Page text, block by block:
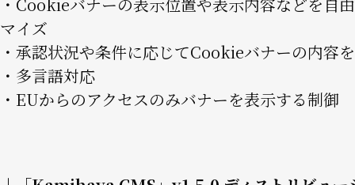
・Cookieバナーの表示位置や表示内容などを自
マイズ
・承認状況や条件に応じてCookieバナーの内容
・多言語対応
・EUからのアクセスのみバナーを表示する制御